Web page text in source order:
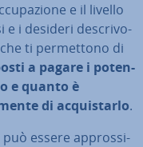
e il livello
e i desideri de­scri­vo­
ti per­met­to­no di
a pagare i po­ten­
e quanto è
di ac­qui­star­lo.
può essere ap­pros­si­